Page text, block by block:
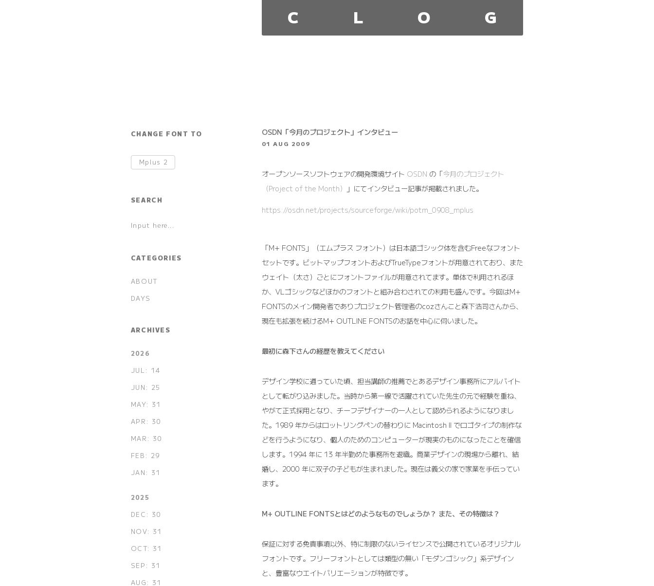
C L O G
CHANGE FONT TO
Mplus 2
SEARCH
CATEGORIES
ABOUT
DAYS
ARCHIVES
2026
JUL: 14
JUN: 25
MAY: 31
APR: 30
MAR: 30
FEB: 29
JAN: 31
2025
DEC: 30
NOV: 31
OCT: 31
SEP: 31
AUG: 31
OSDN「今月のプロジェクト」インタビュー
01 AUG 2009
オープンソースソフトウェアの開発環境サイト OSDN の「今月のプロジェクト
（Project of the Month）
」にてインタビュー記事が掲載されました。
https://osdn.net/projects/sourceforge/wiki/potm_0908_mplus
「M+ FONTS」（エムプラス フォント）は日本語ゴシック体を含むFreeなフォント
セットです。ビットマップフォントおよびTrueTypeフォントが用意されており、また
ウェイト（太さ）ごとにフォントファイルが用意されてます。単体で利用されるほ
か、VLゴシックなどほかのフォントと組み合わされての利用も盛んです。今回はM+
FONTSのメイン開発者でありプロジェクト管理者のcozさんこと森下浩司さんから、
現在も拡張を続けるM+ OUTLINE FONTSのお話を中心に伺いました。
最初に森下さんの経歴を教えてください
デザイン学校に通っていた頃、担当講師の推薦でとあるデザイン事務所にアルバイト
として転がり込みました。当時から第一線で活躍されていた先生の元で経験を重ね、
やがて正式採用となり、チーフデザイナーの一人として認められるようになりまし
た。1989 年からはロットリングペンの替わりに Macintosh II でロゴタイプの制作な
どを行うようになり、個人のためのコンピューターが現実のものになったことを確信
します。1994 年に 13 年半勤めた事務所を退職。商業デザインの現場から離れ、結
婚し、2000 年に双子の子どもが生まれました。現在は義父の家で家業を手伝ってい
ます。
M+ OUTLINE FONTSとはどのようなものでしょうか？ また、その特徴は？
保証に対する免責事項以外、特に制限のないライセンスで公開されているオリジナル
フォントです。フリーフォントとしては類型の無い「モダンゴシック」系デザイン
と、豊富なウエイトバリエーションが特徴です。